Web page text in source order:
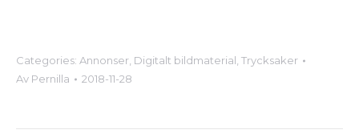
Categories: Annonser Digitalt bildmaterial Trycksaker
Av Pernilla 2018-11-28